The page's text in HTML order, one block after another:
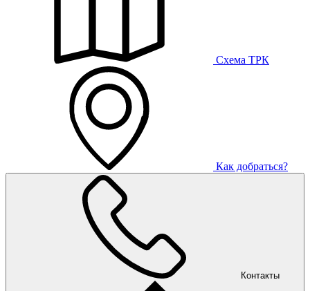
Схема ТРК
Как добраться?
Контакты